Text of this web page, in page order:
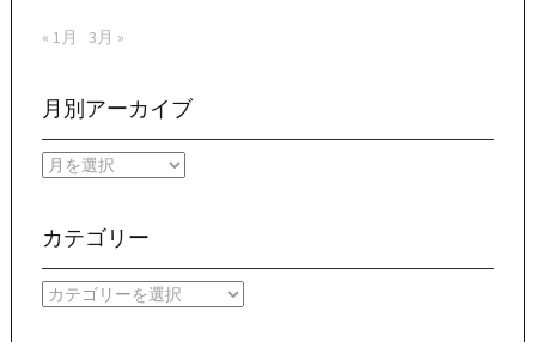
« 1月 3月 »
月別アーカイブ
月
ー
イ
ブ
カテゴリー
カ